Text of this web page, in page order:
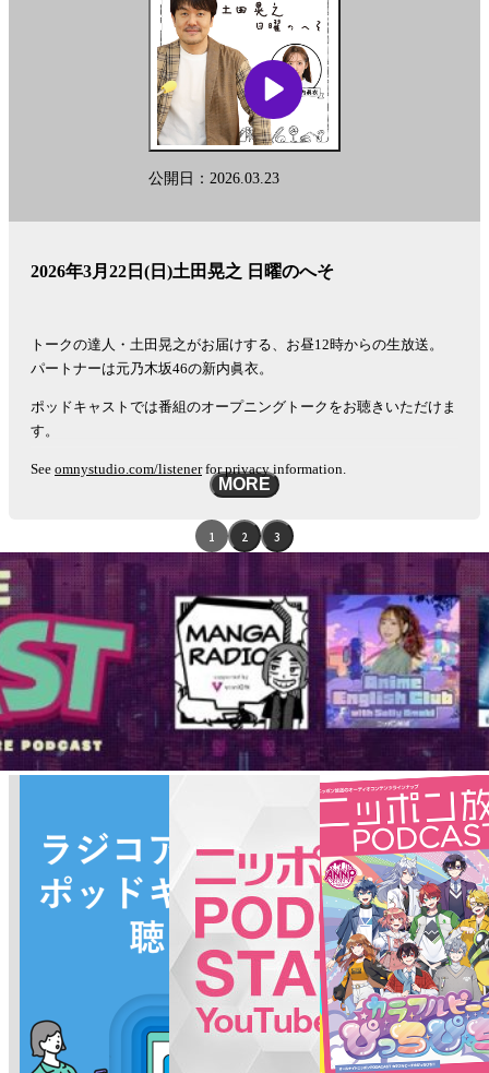
公開日：2026.03.23
2026年3月22日(日)土田晃之 日曜のへそ
トークの達人・土田晃之がお届けする、お昼12時からの生放送。
パートナーは元乃木坂46の新内眞衣。
ポッドキャストでは番組のオープニングトークをお聴きいただけま
す。
See omnystudio.com/listenerfor privacy information.
MORE
ピ
ソ
ー
ド
リ
ス
ト
ン
1 2 3